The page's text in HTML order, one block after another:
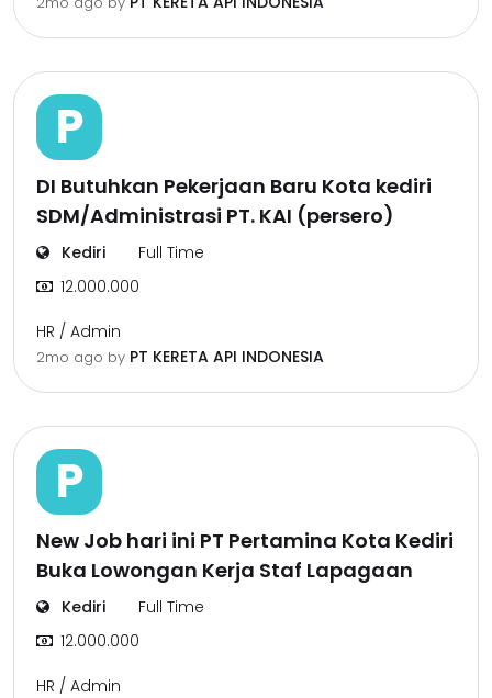
P
DI Butuhkan Pekerjaan Baru Kota kediri
SDM/Administrasi PT. KAI (persero)
Kediri
Full Time
12.000.000
HR / Admin
2mo ago by PT KERETA API INDONESIA
P
New Job hari ini PT Pertamina Kota Kediri
Buka Lowongan Kerja Staf Lapagaan
Kediri
Full Time
12.000.000
HR / Admin